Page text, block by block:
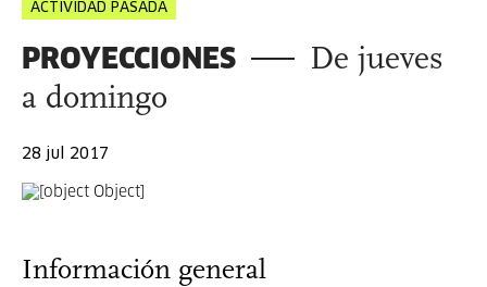
ACTIVIDAD PASADA
PROYECCIONES
De jueves
a domingo
28 jul 2017
Información general